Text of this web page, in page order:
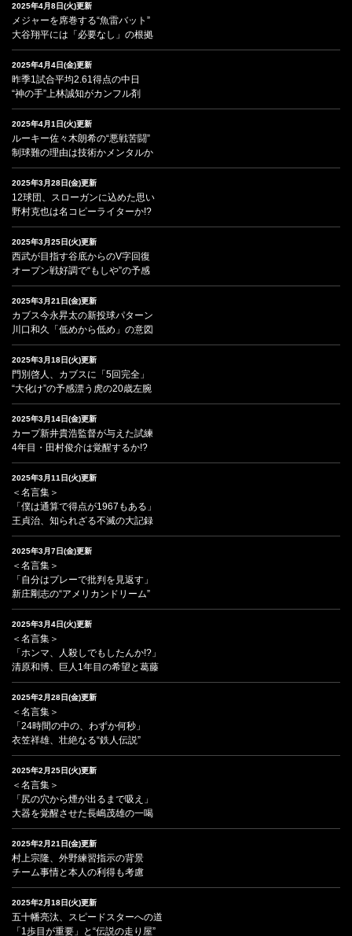
2025年4月8日(火)更新
メジャーを席巻する“魚雷バット”
大谷翔平には「必要なし」の根拠
2025年4月4日(金)更新
昨季1試合平均2.61得点の中日
“神の手”上林誠知がカンフル剤
2025年4月1日(火)更新
ルーキー佐々木朗希の“悪戦苦闘”
制球難の理由は技術かメンタルか
2025年3月28日(金)更新
12球団、スローガンに込めた思い
野村克也は名コピーライターか!?
2025年3月25日(火)更新
西武が目指す谷底からのV字回復
オープン戦好調で“もしや”の予感
2025年3月21日(金)更新
カブス今永昇太の新投球パターン
川口和久「低めから低め」の意図
2025年3月18日(火)更新
門別啓人、カブスに「5回完全」
“大化け”の予感漂う虎の20歳左腕
2025年3月14日(金)更新
カープ新井貴浩監督が与えた試練
4年目・田村俊介は覚醒するか!?
2025年3月11日(火)更新
＜名言集＞
「僕は通算で得点が1967もある」
王貞治、知られざる不滅の大記録
2025年3月7日(金)更新
＜名言集＞
「自分はプレーで批判を見返す」
新庄剛志の“アメリカンドリーム”
2025年3月4日(火)更新
＜名言集＞
「ホンマ、人殺しでもしたんか!?」
清原和博、巨人1年目の希望と葛藤
2025年2月28日(金)更新
＜名言集＞
「24時間の中の、わずか何秒」
衣笠祥雄、壮絶なる“鉄人伝説”
2025年2月25日(火)更新
＜名言集＞
「尻の穴から煙が出るまで吸え」
大器を覚醒させた長嶋茂雄の一喝
2025年2月21日(金)更新
村上宗隆、外野練習指示の背景
チーム事情と本人の利得も考慮
2025年2月18日(火)更新
五十幡亮汰、スピードスターへの道
「1歩目が重要」と“伝説の走り屋”